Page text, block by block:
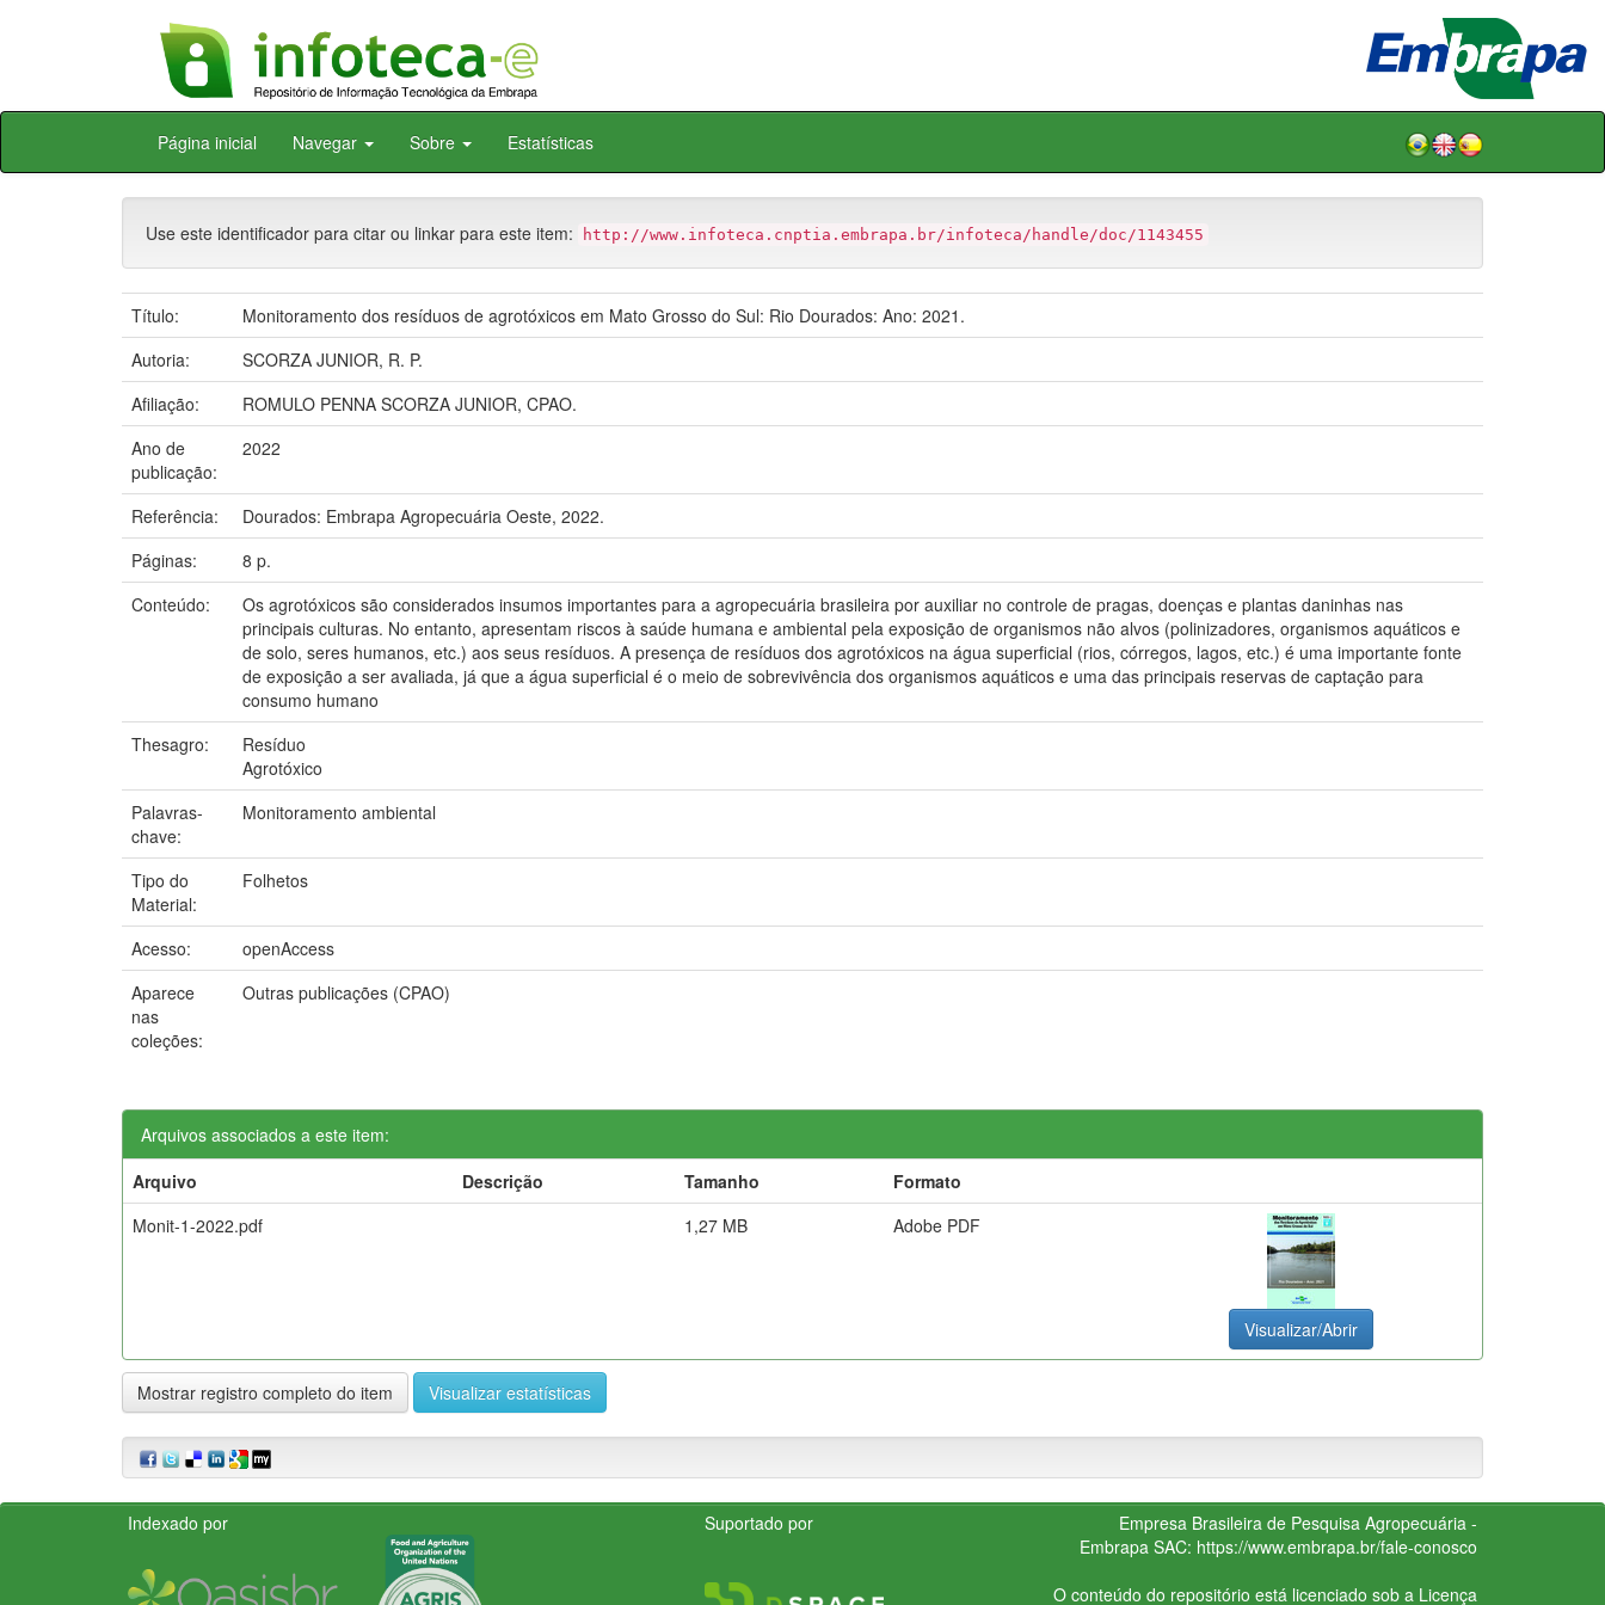
Skip
Página inicial Navegar Sobre Estatísticas
Use este identificador para citar ou linkar para este item: http://www.infoteca.cnptia.embrapa.br/infoteca/handle/doc/1143455
Título:
Monitoramento dos resíduos de agrotóxicos em Mato Grosso do Sul: Rio Dourados: Ano: 2021.
Autoria:
SCORZA JUNIOR, R. P.
Afiliação:
ROMULO PENNA SCORZA JUNIOR, CPAO.
Ano de
publicação:
2022
Referência:
Dourados: Embrapa Agropecuária Oeste, 2022.
Páginas:
8 p.
Conteúdo:
Os agrotóxicos são considerados insumos importantes para a agropecuária brasileira por auxiliar no controle de pragas, doenças e plantas daninhas nas
principais culturas. No entanto, apresentam riscos à saúde humana e ambiental pela exposição de organismos não alvos (polinizadores, organismos aquáticos e
de solo, seres humanos, etc.) aos seus resíduos. A presença de resíduos dos agrotóxicos na água superficial (rios, córregos, lagos, etc.) é uma importante fonte
de exposição a ser avaliada, já que a água superficial é o meio de sobrevivência dos organismos aquáticos e uma das principais reservas de captação para
consumo humano
Thesagro:
Resíduo
Agrotóxico
Palavras-
chave:
Monitoramento ambiental
Tipo do
Material:
Folhetos
Acesso:
openAccess
Aparece
nas
coleções:
Outras publicações (CPAO)
Arquivos associados a este item:
Arquivo
Descrição Tamanho
Formato
Monit-1-2022.pdf
1,27 MB Adobe PDF
Visualizar/Abrir
Mostrar registro completo do item Visualizar estatísticas
Indexado por Suportado por
Empresa Brasileira de Pesquisa Agropecuária -
Embrapa SAC: https://www.embrapa.br/fale-conosco
O conteúdo do repositório está licenciado sob a Licença